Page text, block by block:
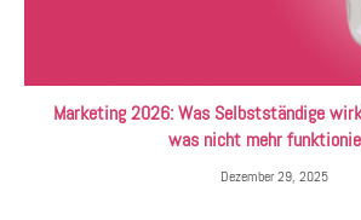
Marketing 2026: Was Selbstständige
was nicht mehr
Dezember 29, 2025